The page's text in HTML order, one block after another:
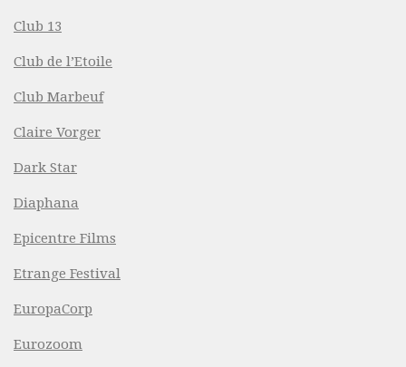
Club 13
Club de l’Etoile
Club Marbeuf
Claire Vorger
Dark Star
Diaphana
Epicentre Films
Etrange Festival
EuropaCorp
Eurozoom